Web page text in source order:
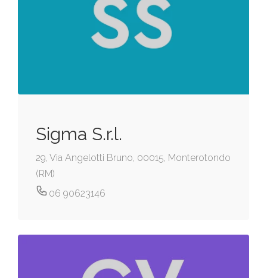
Sigma S.r.l.
29, Via Angelotti Bruno, 00015, Monterotondo
(RM)
06 90623146